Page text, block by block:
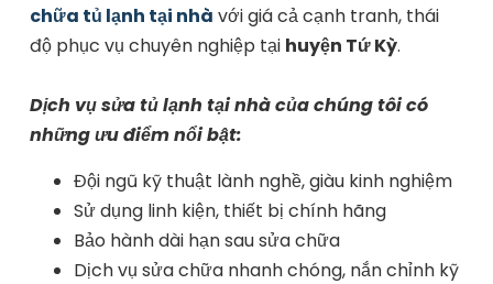
chữa tủ lạnh tại nhà với giá cả cạnh tranh, thái
độ phục vụ chuyên nghiệp tại huyện Tứ Kỳ.
Dịch vụ sửa tủ lạnh tại nhà của chúng tôi có
những ưu điểm nổi bật:
Đội ngũ kỹ thuật lành nghề, giàu kinh nghiệm
Sử dụng linh kiện, thiết bị chính hãng
Bảo hành dài hạn sau sửa chữa
Dịch vụ sửa chữa nhanh chóng, nắn chỉnh kỹ